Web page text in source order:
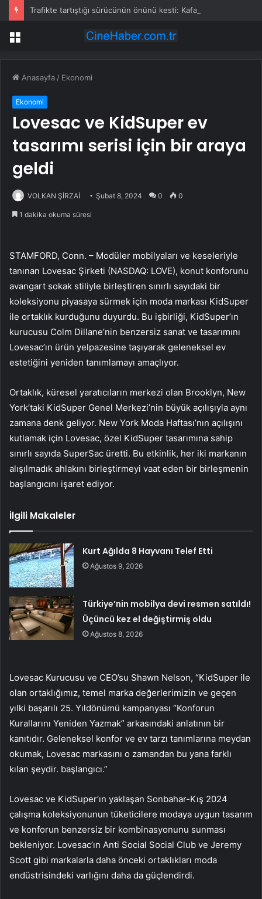
Trafikte tartıştığı sürücünün önünü kesti: Kafanı keserim
Menü
Anasayfa / Ekonomi
Ekonomi
Lovesac ve KidSuper ev
tasarımı serisi için bir araya
geldi
VOLKAN ŞİRZAİ Şubat 8, 2024 0 0
1 dakika okuma süresi
STAMFORD, Conn. – Modüler mobilyaları ve keseleriyle
tanınan Lovesac Şirketi (NASDAQ: LOVE), konut konforunu
avangart sokak stiliyle birleştiren sınırlı sayıdaki bir
koleksiyonu piyasaya sürmek için moda markası KidSuper
ile ortaklık kurduğunu duyurdu. Bu işbirliği, KidSuper’ın
kurucusu Colm Dillane’nin benzersiz sanat ve tasarımını
Lovesac’ın ürün yelpazesine taşıyarak geleneksel ev
estetiğini yeniden tanımlamayı amaçlıyor.
Ortaklık, küresel yaratıcıların merkezi olan Brooklyn, New
York’taki KidSuper Genel Merkezi’nin büyük açılışıyla aynı
zamana denk geliyor. New York Moda Haftası’nın açılışını
kutlamak için Lovesac, özel KidSuper tasarımına sahip
sınırlı sayıda SuperSac üretti. Bu etkinlik, her iki markanın
alışılmadık ahlakını birleştirmeyi vaat eden bir birleşmenin
başlangıcını işaret ediyor.
İlgili Makaleler
Kurt Ağılda 8 Hayvanı Telef Etti
Ağustos 9, 2026
Türkiye’nin mobilya devi resmen satıldı!
Üçüncü kez el değiştirmiş oldu
Ağustos 8, 2026
Lovesac Kurucusu ve CEO’su Shawn Nelson, “KidSuper ile
olan ortaklığımız, temel marka değerlerimizin ve geçen
yılki başarılı 25. Yıldönümü kampanyası “Konforun
Kurallarını Yeniden Yazmak” arkasındaki anlatının bir
kanıtıdır. Geleneksel konfor ve ev tarzı tanımlarına meydan
okumak, Lovesac markasını o zamandan bu yana farklı
kılan şeydir. başlangıcı.”
Lovesac ve KidSuper’ın yaklaşan Sonbahar-Kış 2024
çalışma koleksiyonunun tüketicilere modaya uygun tasarım
ve konforun benzersiz bir kombinasyonunu sunması
bekleniyor. Lovesac’ın Anti Social Social Club ve Jeremy
Scott gibi markalarla daha önceki ortaklıkları moda
endüstrisindeki varlığını daha da güçlendirdi.